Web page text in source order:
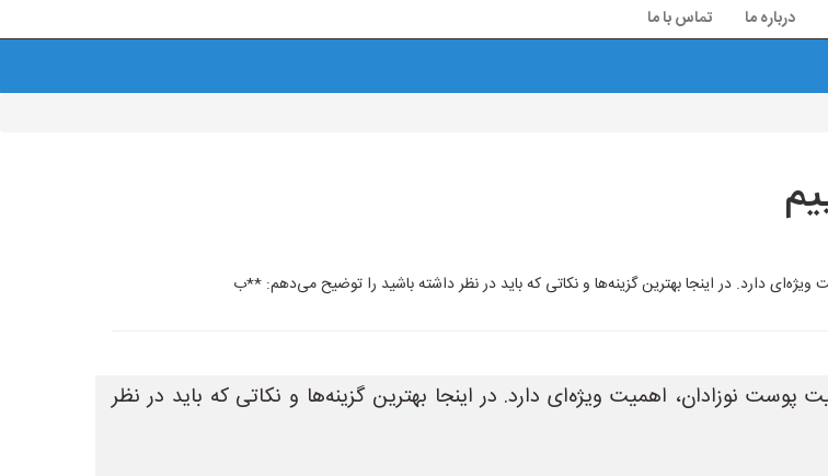
درباره ما تماس با ما
دارد. در اینجا بهترین گزینه‌ها و نکاتی که باید در نظر داشته باشید را توضیح می‌دهم: **ب
نوزادان، اهمیت ویژه‌ای دارد. در اینجا بهترین گزینه‌ها و نکاتی که باید در نظر